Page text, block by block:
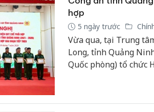
hợp
5 ngày trước
Vừa qua, tại Trung
Long, tỉnh Quảng
Quốc phòng) tổ chức
quân sự, quốc phòng.